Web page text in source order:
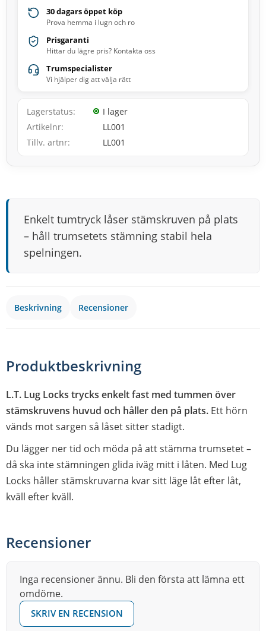
30 dagars öppet köp
Prova hemma i lugn och ro
Prisgaranti
Hittar du lägre pris? Kontakta oss
Trumspecialister
Vi hjälper dig att välja rätt
Lagerstatus
I lager
Artikelnr
LL001
Tillv. artnr
LL001
Enkelt tumtryck låser stämskruven på plats
– håll trumsetets stämning stabil hela
spelningen.
Beskrivning Recensioner
Produktbeskrivning
L.T. Lug Locks trycks enkelt fast med tummen över
stämskruvens huvud och håller den på plats. Ett hörn
vänds mot sargen så låset sitter stadigt.
Du lägger ner tid och möda på att stämma trumsetet –
då ska inte stämningen glida iväg mitt i låten. Med Lug
Locks håller stämskruvarna kvar sitt läge låt efter låt,
kväll efter kväll.
Recensioner
Inga recensioner ännu. Bli den första att lämna ett
omdöme.
SKRIV EN RECENSION